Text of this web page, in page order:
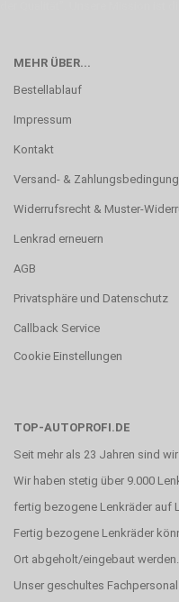
MEHR ÜBER...
Bestellablauf
Impressum
Kontakt
Versand- &
Widerrufsrecht & Muster-
Lenkrad erneuern
AGB
Privatsphäre und Datenschutz
Callback Service
Cookie Einstellungen
TOP-AUTOPROFI.DE
Seit mehr als 23 Jahren sind
Wir haben stetig über 9.000
fertig bezogene Lenkräder auf
Fertig bezogene Lenkräder
Ort abgeholt/eingebaut werden.
Unser geschultes